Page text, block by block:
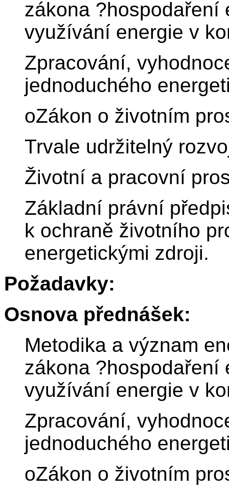
zákona ?hospodaření
využívání energie v
Zpracování,
jednoduchého
oZákon o životním
Trvale udržitelný
Životní a pracovní
Základní právní
k ochraně životního
energetickými zdroji.
Požadavky:
Osnova přednášek:
Metodika a význam
zákona ?hospodaření
využívání energie v
Zpracování,
jednoduchého
oZákon o životním